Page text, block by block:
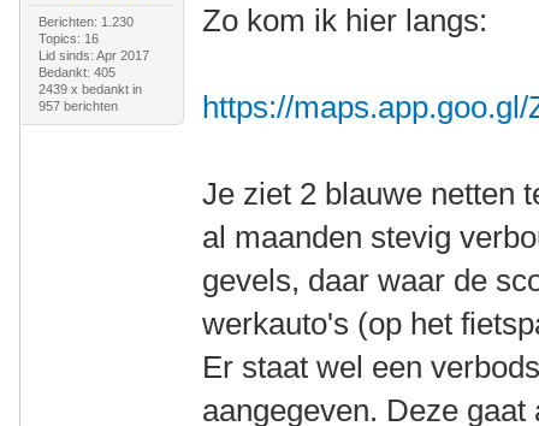
Berichten: 1.230
Topics: 16
Lid sinds: Apr 2017
Bedankt: 405
2439 x bedankt in
957 berichten
Zo kom ik hier langs:
https://
Je ziet 2 blauwe netten
al maanden stevig
gevels, daar waar de
werkauto's (op het
Er staat wel een
aangegeven. Deze